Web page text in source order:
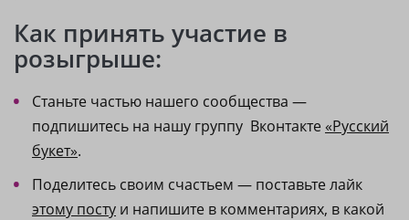
Как принять участие в
розыгрыше:
Станьте частью нашего сообщества —
подпишитесь на нашу группу Вконтакте «Русский
букет».
Поделитесь своим счастьем — поставьте лайк
этому посту и напишите в комментариях, в какой